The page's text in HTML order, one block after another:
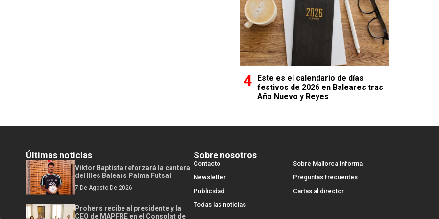
Este es el calendario de días
festivos de 2026 en Baleares tras
Año Nuevo y Reyes
Últimas noticias
Viktor Baptista reforzará la cantera
del Illes Balears Palma Futsal
7 De Agosto De 2026
Prohens recibe al presidente y la
CEO de MAPFRE en el Consolat de
Sobre nosotros
Contacto
Sobre Mallorca Informa
Newsletter
Preguntas frecuentes
Publicidad
Cartas al director
Todas las noticias